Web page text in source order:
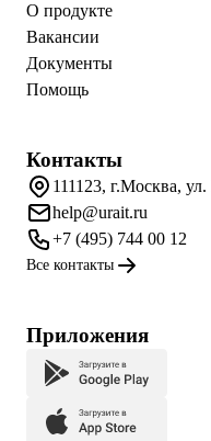
О продукте
Вакансии
Документы
Помощь
Контакты
111123, г.Москва,
help@urait.ru
+7 (495) 744 00 12
Все контакты
Приложения